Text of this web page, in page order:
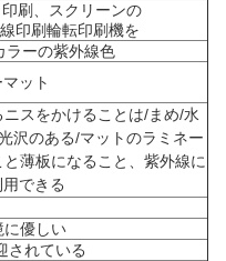
刷、スクリーンの
印刷輪転印刷機を
ラーの紫外線色
ット
スをかけることは/まめ/水
沢のある/マットのラミネー
薄板になること、紫外線に
できる
に優しい
されている